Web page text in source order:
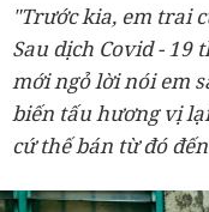
"Trước kia, em trai
Sau dịch Covid - 19
mới ngỏ lời nói em
biến tấu hương vị
cứ thế bán từ đó